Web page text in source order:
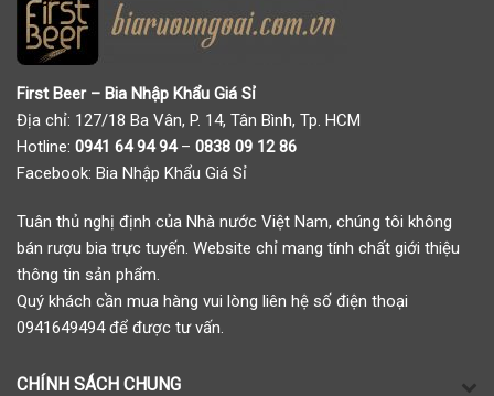
First Beer – Bia Nhập Khẩu Giá Sỉ
Địa chỉ: 127/18 Ba Vân, P. 14, Tân Bình, Tp. HCM
Hotline: 0941 64 94 94– 0838 09 12 86
Facebook: Bia Nhập Khẩu Giá Sỉ
Tuân thủ nghị định của Nhà nước Việt Nam, chúng tôi không
bán rượu bia trực tuyến. Website chỉ mang tính chất giới thiệu
thông tin sản phẩm.
Quý khách cần mua hàng vui lòng liên hệ số điện thoại
0941649494 để được tư vấn.
CHÍNH SÁCH CHUNG